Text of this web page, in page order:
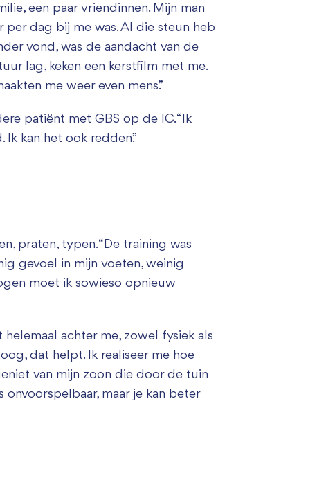
een paar vriendinnen. Mijn man
dag bij me was. Al die steun heb
vond, was de aandacht van de
lag, keken een kerstfilm met me.
me weer even mens.”
patiënt met GBS op de IC. “Ik
kan het ook redden.”
praten, typen. “De training was
gevoel in mijn voeten, weinig
moet ik sowieso opnieuw
achter me, zowel fysiek als
dat helpt. Ik realiseer me hoe
van mijn zoon die door de tuin
onvoorspelbaar, maar je kan beter